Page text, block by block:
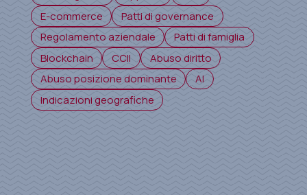
E-commerce
Patti di governance
Regolamento aziendale
Patti di famiglia
Blockchain
CCII
Abuso diritto
Abuso posizione dominante
AI
Indicazioni geografiche